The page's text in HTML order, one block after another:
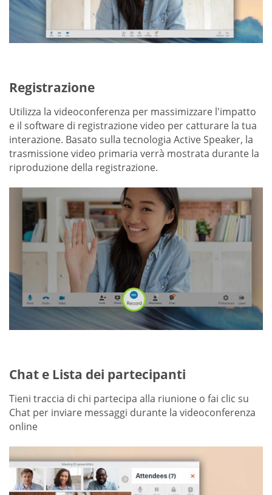
Registrazione
Utilizza la videoconferenza per massimizzare l'impatto
e il software di registrazione video per catturare la tua
interazione. Basato sulla tecnologia Active Speaker, la
trasmissione video primaria verrà mostrata durante la
riproduzione della registrazione.
Chat e Lista dei partecipanti
Tieni traccia di chi partecipa alla riunione o fai clic su
Chat per inviare messaggi durante la videoconferenza
online